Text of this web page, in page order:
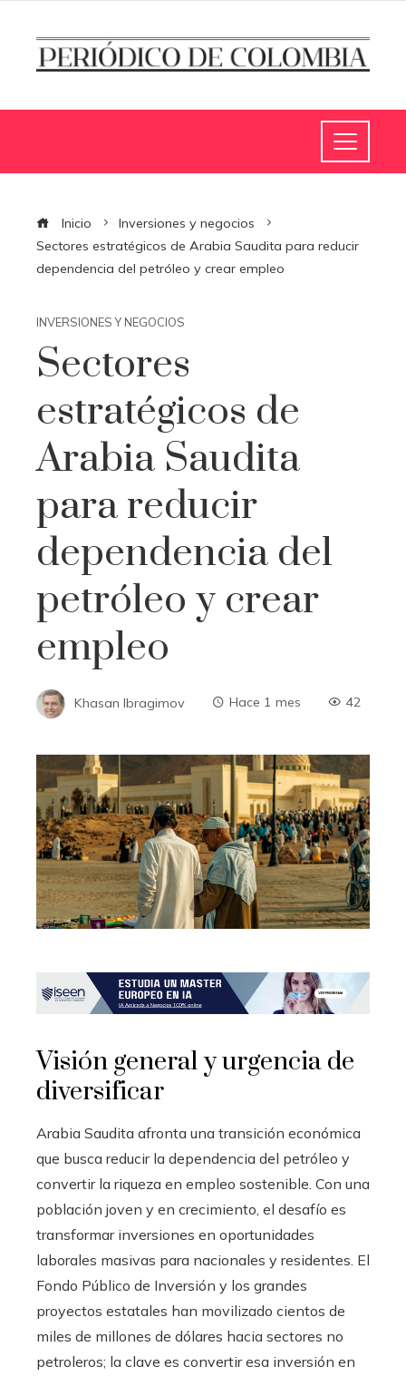
Inicio
Inversiones y negocios
Sectores estratégicos de Arabia Saudita para reducir
dependencia del petróleo y crear empleo
INVERSIONES Y NEGOCIOS
Sectores
estratégicos de
Arabia Saudita
para reducir
dependencia del
petróleo y crear
empleo
Khasan Ibragimov Hace 1 mes 42
Visión general y urgencia de
diversificar
Arabia Saudita afronta una transición económica
que busca reducir la dependencia del petróleo y
convertir la riqueza en empleo sostenible. Con una
población joven y en crecimiento, el desafío es
transformar inversiones en oportunidades
laborales masivas para nacionales y residentes. El
Fondo Público de Inversión y los grandes
proyectos estatales han movilizado cientos de
miles de millones de dólares hacia sectores no
petroleros; la clave es convertir esa inversión en